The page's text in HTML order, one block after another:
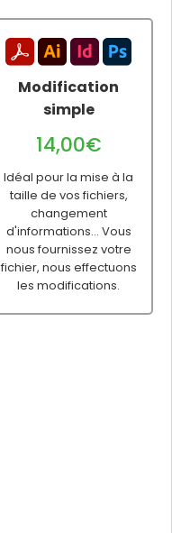
Modification
simple
14,00€
Idéal pour la mise à la
taille de vos fichiers,
changement
d'informations... Vous
nous fournissez votre
fichier, nous effectuons
les modifications.